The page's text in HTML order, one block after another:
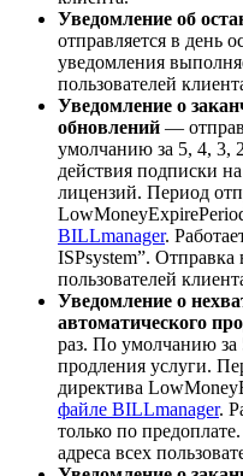
Уведомление об
отправляется в день
уведомления
пользователей
Уведомление о
обновлений —
умолчанию за 5, 4, 3,
действия подписки
лицензий. Период
BILLmanager.
ISPsystem”. Отправка
пользователей
Уведомление о
автоматического
раз. По умолчанию за
продления услуги.
директива
файле BILLmanager.
только по
адреса всех